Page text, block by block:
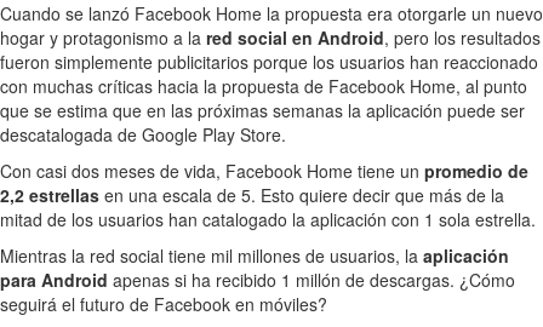
Cuando se lanzó Facebook Home la propuesta era otorgarle un nuevo
hogar y protagonismo a la red social en Android, pero los resultados
fueron simplemente publicitarios porque los usuarios han reaccionado
con muchas críticas hacia la propuesta de Facebook Home, al punto
que se estima que en las próximas semanas la aplicación puede ser
descatalogada de Google Play Store.
Con casi dos meses de vida, Facebook Home tiene un promedio de
2,2 estrellas en una escala de 5. Esto quiere decir que más de la
mitad de los usuarios han catalogado la aplicación con 1 sola estrella.
Mientras la red social tiene mil millones de usuarios, la aplicación
para Android apenas si ha recibido 1 millón de descargas. ¿Cómo
seguirá el futuro de Facebook en móviles?